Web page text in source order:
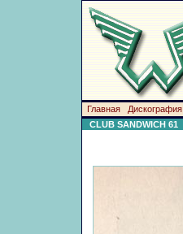
Главная Дискография
CLUB SANDWICH 61